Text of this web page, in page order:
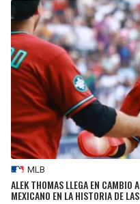
MLB
ALEK THOMAS LLEGA EN CAMBIO
MEXICANO EN LA HISTORIA DE